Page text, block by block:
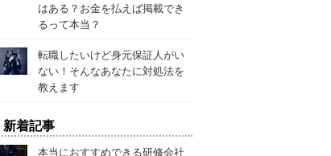
はある？お金を払えば掲載でき
るって本当？
転職したいけど身元保証人がい
ない！そんなあなたに対処法を
教えます
新着記事
本当におすすめできる研修会社